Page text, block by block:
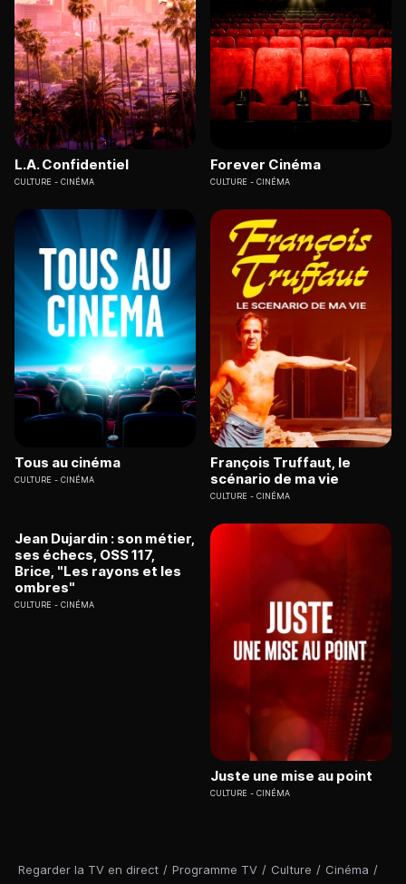
Regarder la TV en direct / Programme TV / Culture / Cinéma /
L.A. Confidentiel
CULTURE CINÉMA
Forever Cinéma
CULTURE CINÉMA
Tous au cinéma
CULTURE CINÉMA
François Truffaut, le
scénario de ma vie
CULTURE CINÉMA
Jean Dujardin : son métier,
ses échecs, OSS 117,
Brice, "Les rayons et les
ombres"
CULTURE CINÉMA
Juste une mise au point
CULTURE CINÉMA